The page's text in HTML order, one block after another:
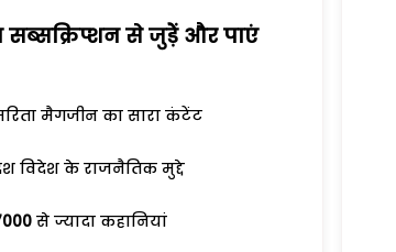
सब्सक्रिप्शन से जुड़ेें और पाएं
मैगजीन का सारा कंटेंट
विदेश के राजनैतिक मुद्दे
से ज्यादा कहानियां